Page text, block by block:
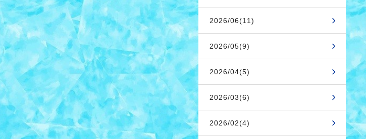
2026/06(11)
2026/05(9)
2026/04(5)
2026/03(6)
2026/02(4)